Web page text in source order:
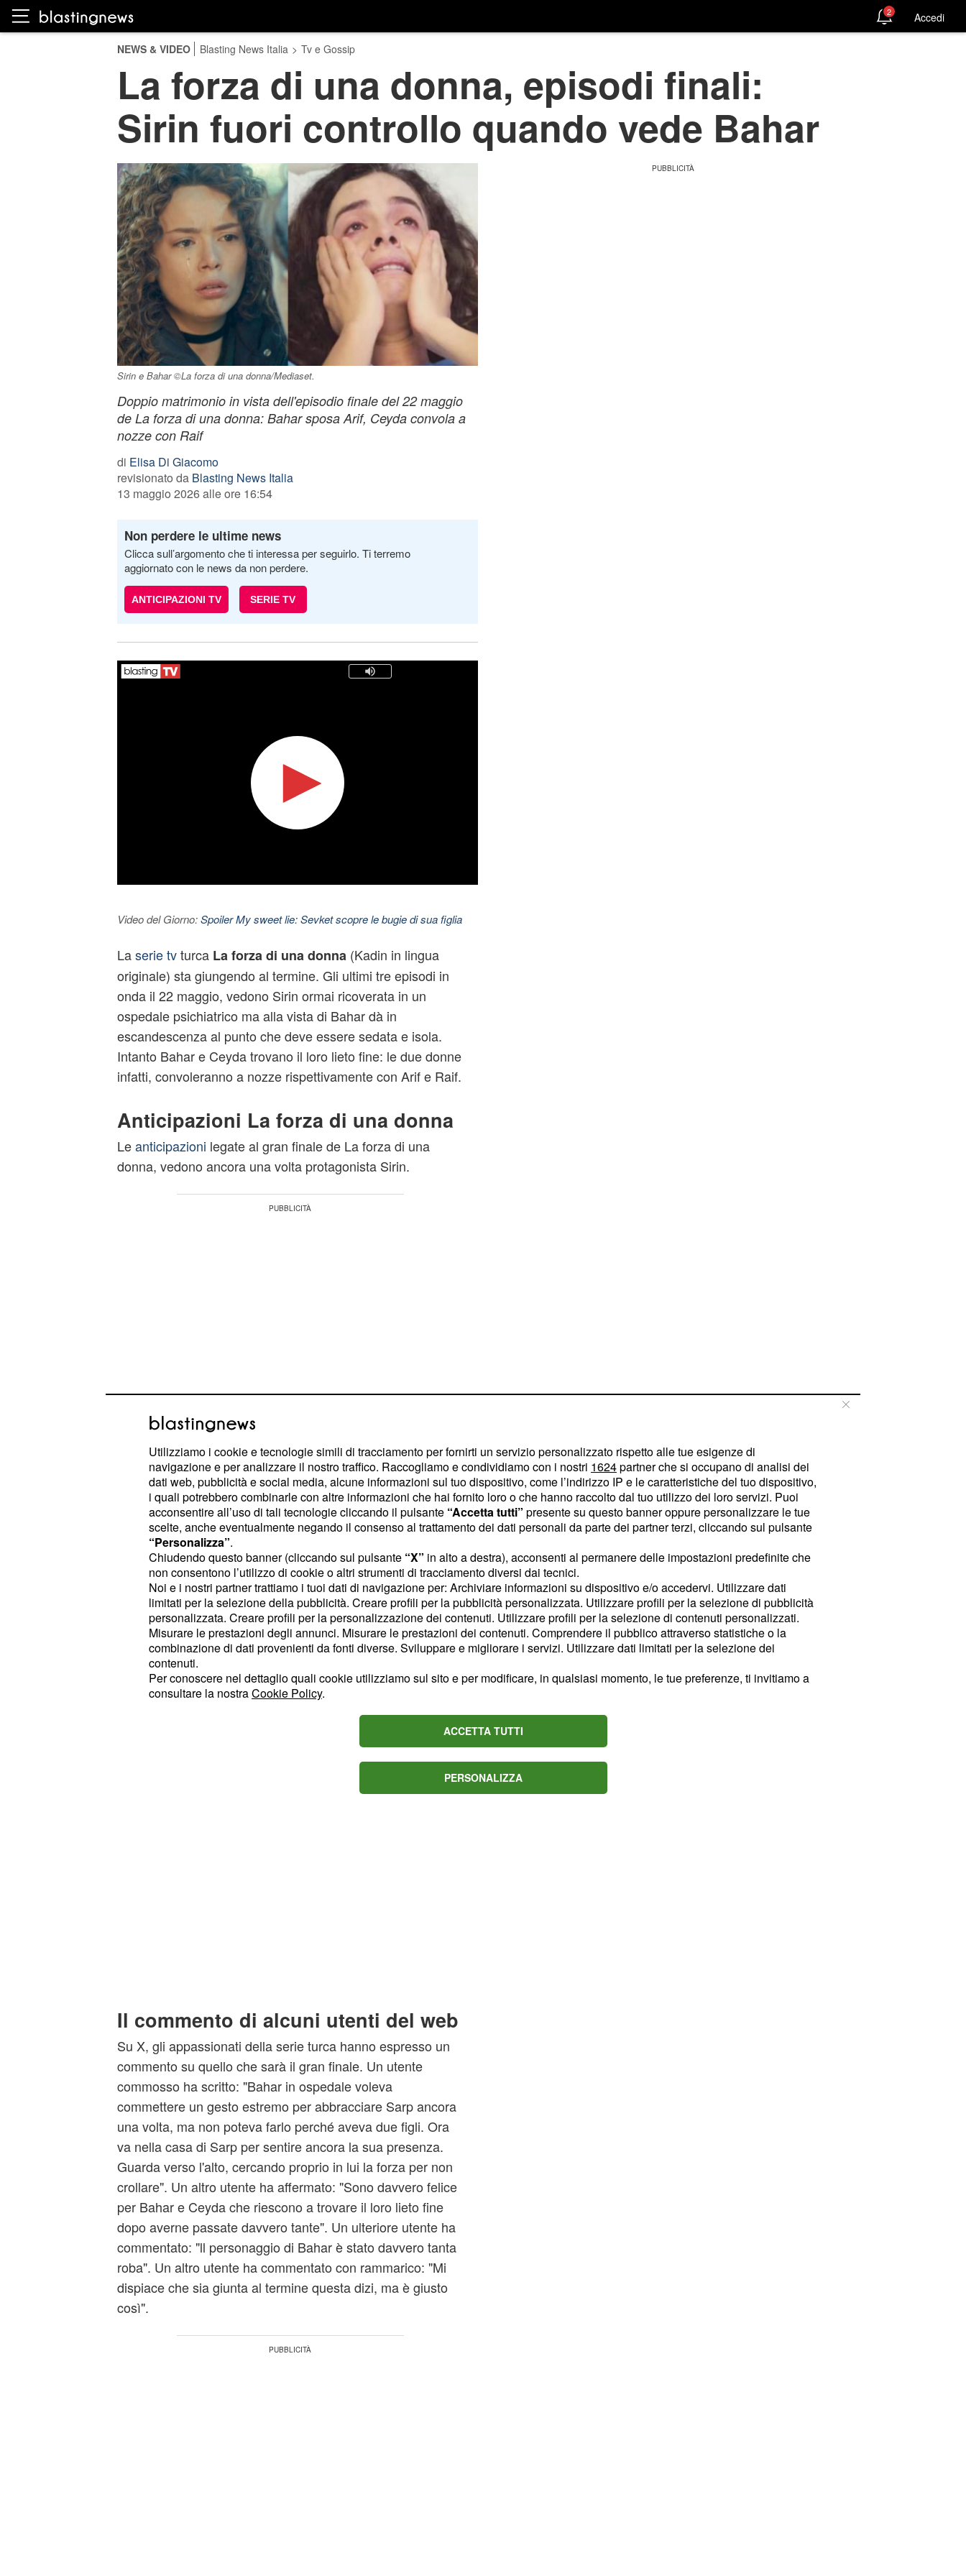
2 Accedi
NEWS & VIDEO Blasting News Italia > Tv e Gossip
La forza di una donna, episodi finali:
Sirin fuori controllo quando vede Bahar
Sirin e Bahar ©La forza di una donna/Mediaset.
Doppio matrimonio in vista dell'episodio finale del 22 maggio
de La forza di una donna: Bahar sposa Arif, Ceyda convola a
nozze con Raif
di Elisa Di Giacomo
revisionato da Blasting News Italia
13 maggio 2026 alle ore 16:54
Non perdere le ultime news
Clicca sull’argomento che ti interessa per seguirlo. Ti terremo
aggiornato con le news da non perdere.
ANTICIPAZIONI TV SERIE TV
Video del Giorno:Spoiler My sweet lie: Sevket scopre le bugie di sua figlia
Laserie tvturca La forza di una donna (Kadin in lingua
originale) sta giungendo al termine. Gli ultimi tre episodi in
onda il 22 maggio, vedono Sirin ormai ricoverata in un
ospedale psichiatrico ma alla vista di Bahar dà in
escandescenza al punto che deve essere sedata e isola.
Intanto Bahar e Ceyda trovano il loro lieto fine: le due donne
infatti, convoleranno a nozze rispettivamente con Arif e Raif.
Anticipazioni La forza di una donna
Leanticipazioni legate al gran finale de La forza di una
donna, vedono ancora una volta protagonista Sirin.
La donna dopo aver ucciso Sarp e aver tentato di uccidere
Doruk, è stata rinchiusa in un ospedale psichiatrico.
Nonostante tuttoEnver continua ad andare a trovarla ed
in uno degli incontri si presenta con Bahar: Sirin alla
vista della donna appare subito fuori controllo al punto
che i medici devono sedarla e isolarla per farla calmare
ed evitare ancora una volta il peggio.
IntantoBahar e Ceyda decidono di festeggiare il matrimonio
lo stesso giorno con i rispettivi mariti Arif e Raif. Per quanto
riguarda Ceyda, la gioia è doppia visto che Arda per la
prima volta pronuncerà la parola "mamma". Durante i
festeggiamenti però c'è spazio anche per la malinconia nel
pensare alle persone che purtroppo non sono potuto essere
Il commento di alcuni utenti del web
Su X, gli appassionati della serie turca hanno espresso un
commento su quello che sarà il gran finale. Un utente
commosso ha scritto: "Bahar in ospedale voleva
commettere un gesto estremo per abbracciare Sarp ancora
una volta, ma non poteva farlo perché aveva due figli. Ora
va nella casa di Sarp per sentire ancora la sua presenza.
Guarda verso l'alto, cercando proprio in lui la forza per non
crollare". Un altro utente ha affermato: "Sono davvero felice
per Bahar e Ceyda che riescono a trovare il loro lieto fine
dopo averne passate davvero tante". Un ulteriore utente ha
commentato: "ll personaggio di Bahar è stato davvero tanta
roba". Un altro utente ha commentato con rammarico: "Mi
dispiace che sia giunta al termine questa dizi, ma è giusto
così".
Utilizziamo i cookie e tecnologie simili di tracciamento per fornirti un servizio personalizzato rispetto alle tue esigenze di
navigazione e per analizzare il nostro traffico. Raccogliamo e condividiamo con i nostri 1624partner che si occupano di analisi dei
dati web, pubblicità e social media, alcune informazioni sul tuo dispositivo, come l’indirizzo IP e le caratteristiche del tuo dispositivo,
i quali potrebbero combinarle con altre informazioni che hai fornito loro o che hanno raccolto dal tuo utilizzo dei loro servizi. Puoi
acconsentire all’uso di tali tecnologie cliccando il pulsante “Accetta tutti” presente su questo banner oppure personalizzare le tue
scelte, anche eventualmente negando il consenso al trattamento dei dati personali da parte dei partner terzi, cliccando sul pulsante
“Personalizza”.
Chiudendo questo banner (cliccando sul pulsante “X” in alto a destra), acconsenti al permanere delle impostazioni predefinite che
non consentono l’utilizzo di cookie o altri strumenti di tracciamento diversi dai tecnici.
Noi e i nostri partner trattiamo i tuoi dati di navigazione per: Archiviare informazioni su dispositivo e/o accedervi. Utilizzare dati
limitati per la selezione della pubblicità. Creare profili per la pubblicità personalizzata. Utilizzare profili per la selezione di pubblicità
personalizzata. Creare profili per la personalizzazione dei contenuti. Utilizzare profili per la selezione di contenuti personalizzati.
Misurare le prestazioni degli annunci. Misurare le prestazioni dei contenuti. Comprendere il pubblico attraverso statistiche o la
combinazione di dati provenienti da fonti diverse. Sviluppare e migliorare i servizi. Utilizzare dati limitati per la selezione dei
contenuti.
Per conoscere nel dettaglio quali cookie utilizziamo sul sito e per modificare, in qualsiasi momento, le tue preferenze, ti invitiamo a
consultare la nostraCookie Policy.
ACCETTA TUTTI
PERSONALIZZA